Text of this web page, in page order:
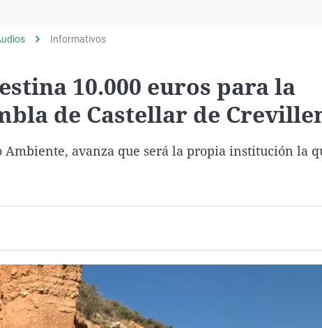
Informativos
10.000 euros para la
de Castellar de
avanza que será la propia institución la